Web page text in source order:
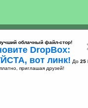
облачный файл-стор!
DropBox:
вот линк! До 25
приглашая друзей!